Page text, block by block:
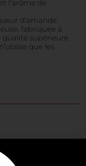
l’arôme de
d’amande
fabriquée à
supérieure
que les